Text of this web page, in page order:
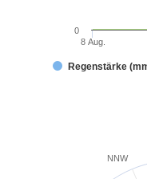
Regenstärke
8 Aug.
0
NNW